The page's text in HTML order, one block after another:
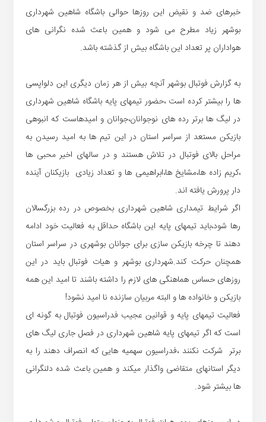
خبرهای ضد و نقیض این روزها حوالی باشگاه شاهین شهرداری
بوشهر زیاد مطرح می شود و همین باعث شده نگرانی های
هواداران پر تعداد این باشگاه بیش از گذشته باشد.
به گزارش فوتبال بوشهر آنچه بیش از هر زمان دیگری این دلواپسی
ها را بیشتر کرده است ،حضور تیمهای پایه باشگاه شاهین شهرداری
در لیگ ها برتر رده های نوجوانان،جوانان و امیدهاست که انبوهی
بازیکن مستعد از سراسر استان در این تیم ها به امید رسیدن به
مراحل بالای فوتبال در تلاش هستند و در سالهای اخیر محبی ها
،کریم زاده ها،مشایخ ها،ابراهیمی ها و تعداد زیادی بازیکنان آینده
دار پرورش یافته اند.
اگر شرایط تیمداری شاهین شهرداری بخصوص در رده بزرگسالان
رها شود،باید تیمهای پایه این باشگاه حداقل به فعالیت خود ادامه
دهند تا چرخه بازیکن سازی برای جوانان بوشهری در سراسر استان
همچنان حرکت کند.شهرداری بوشهر و هیات فوتبال باید در این
روزهای حساس هماهنگی های لازم را داشته باشند تا امید این همه
بازیکن و خانواده ها و البته مربیان سازنده نا امید نشود!
فعالیت تیمهای پایه و قوانین عجیب فدراسیون فوتبال به گونه ای
است که اگر تیمهای پایه شاهین شهرداری در فصل جاری لیگ های
برتر شرکت نکنند ،فدراسیون سهمیه هایی که انصراف دهند را به
دیگر استانهای متقاضی واگذار میکند و همین باعث شده دلنگرانی
ها بیشتر شود.